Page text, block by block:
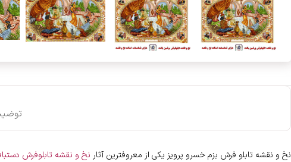
نخ و نقشه تابلو فرش بزم خسرو پرویز یکی از معروفترین آثار نخ و نقشه تابلوفرش